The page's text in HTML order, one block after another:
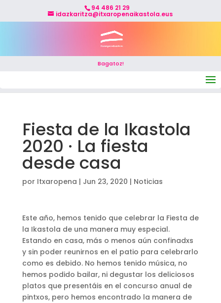
94 486 21 29
idazkaritza@itxaropenaikastola.eus
Bagatoz!
Fiesta de la Ikastola
2020 · La fiesta
desde casa
por Itxaropena | Jun 23, 2020 | Noticias
Este año, hemos tenido que celebrar la Fiesta de
la Ikastola de una manera muy especial.
Estando en casa, más o menos aún confinadxs
y sin poder reunirnos en el patio para celebrarlo
como es debido. No hemos tenido música, no
hemos podido bailar, ni degustar los deliciosos
platos que presentáis en el concurso anual de
pintxos, pero hemos encontrado la manera de